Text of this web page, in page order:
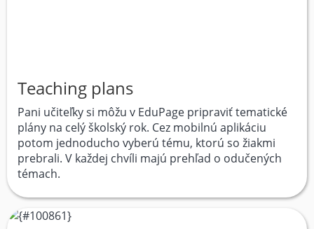
Teaching plans
Pani učiteľky si môžu v EduPage pripraviť tematické
plány na celý školský rok. Cez mobilnú aplikáciu
potom jednoducho vyberú tému, ktorú so žiakmi
prebrali. V každej chvíli majú prehľad o odučených
témach.